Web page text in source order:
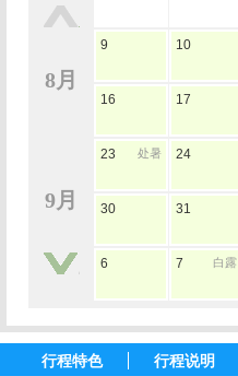
8月
9月
9 10
16 17
23 处暑 24
30 31
6 7 白露
行程特色 行程说明